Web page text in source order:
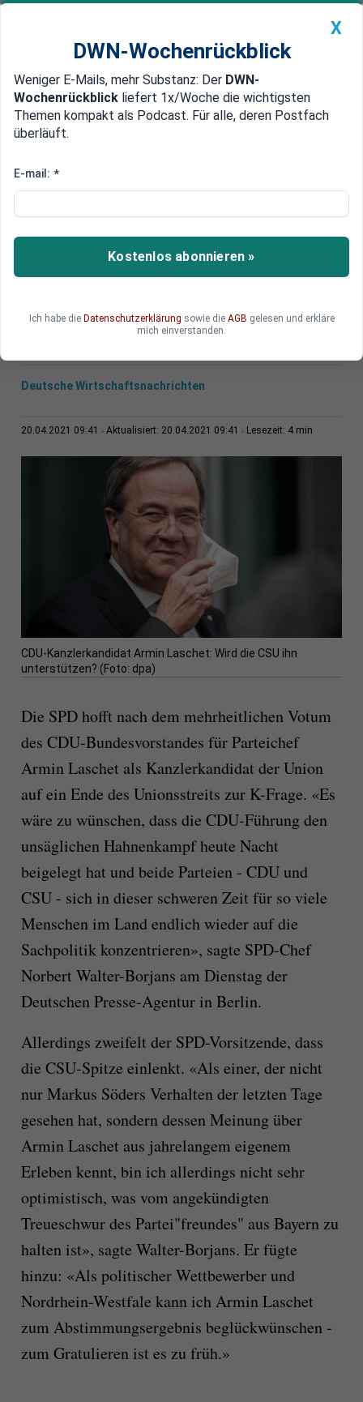
Newsticker MEIN DWN: Geldanlage Premium
Edelmetalle DWN-Magazin China
SPD-Chef Walter-Borjans will
Nachdem die CDU Armin Laschet zum
Kanzlerkandidaten der Union gewählt hat, warnt
SPD-Chef Walter-Borjans, dass der unterlegene
Gratulieren".
Deutsche Wirtschaftsnachrichten
20.04.2021 09:41 Aktualisiert: 20.04.2021 09:41 Lesezeit: 4 min
CDU-Kanzlerkandidat Armin Laschet: Wird die CSU ihn
unterstützen? (Foto: dpa)
Die SPD hofft nach dem mehrheitlichen Votum
des CDU-Bundesvorstandes für Parteichef
Armin Laschet als Kanzlerkandidat der Union
auf ein Ende des Unionsstreits zur K-Frage. «Es
wäre zu wünschen, dass die CDU-Führung den
unsäglichen Hahnenkampf heute Nacht
beigelegt hat und beide Parteien - CDU und
CSU - sich in dieser schweren Zeit für so viele
Menschen im Land endlich wieder auf die
Sachpolitik konzentrieren», sagte SPD-Chef
Norbert Walter-Borjans am Dienstag der
Deutschen Presse-Agentur in Berlin.
Allerdings zweifelt der SPD-Vorsitzende, dass
die CSU-Spitze einlenkt. «Als einer, der nicht
nur Markus Söders Verhalten der letzten Tage
gesehen hat, sondern dessen Meinung über
Armin Laschet aus jahrelangem eigenem
Erleben kennt, bin ich allerdings nicht sehr
optimistisch, was vom angekündigten
Treueschwur des Partei"freundes" aus Bayern zu
halten ist», sagte Walter-Borjans. Er fügte
hinzu: «Als politischer Wettbewerber und
Nordrhein-Westfale kann ich Armin Laschet
zum Abstimmungsergebnis beglückwünschen -
zum Gratulieren ist es zu früh.»
X
DWN-Wochenrückblick
Weniger E-Mails, mehr Substanz: Der DWN-
Wochenrückblick liefert 1x/Woche die wichtigsten
Themen kompakt als Podcast. Für alle, deren Postfach
überläuft.
E-mail: *
Kostenlos abonnieren »
Ich habe die Datenschutzerklärung sowie die AGB gelesen und erkläre
mich einverstanden.